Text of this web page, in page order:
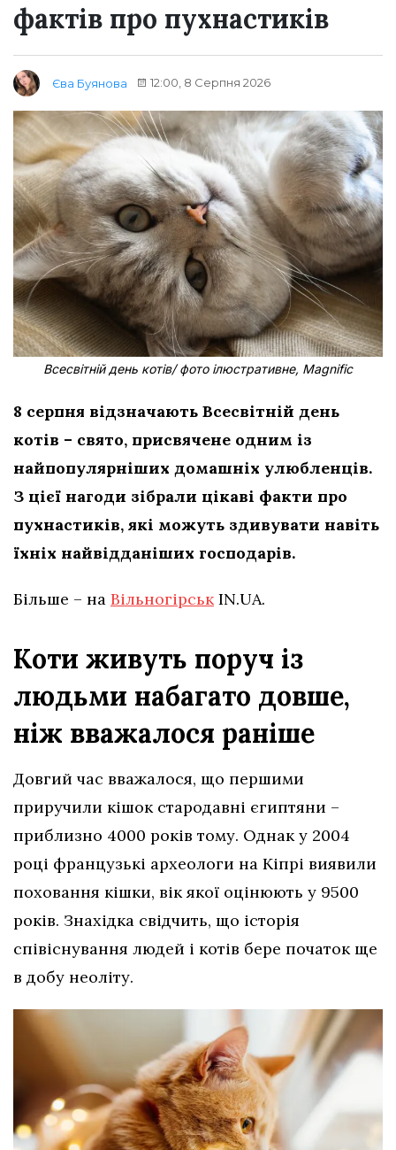
фактів про пухнастиків
Єва Буянова 12:00, 8 Серпня 2026
Всесвітній день котів/ фото ілюстративне, Magnific
8 серпня відзначають Всесвітній день
котів – свято, присвячене одним із
найпопулярніших домашніх улюбленців.
З цієї нагоди зібрали цікаві факти про
пухнастиків, які можуть здивувати навіть
їхніх найвідданіших господарів.
Більше – на ВільногірськIN.UA.
Коти живуть поруч із
людьми набагато довше,
ніж вважалося раніше
Довгий час вважалося, що першими
приручили кішок стародавні єгиптяни –
приблизно 4000 років тому. Однак у 2004
році французькі археологи на Кіпрі виявили
поховання кішки, вік якої оцінюють у 9500
років. Знахідка свідчить, що історія
співіснування людей і котів бере початок ще
в добу неоліту.